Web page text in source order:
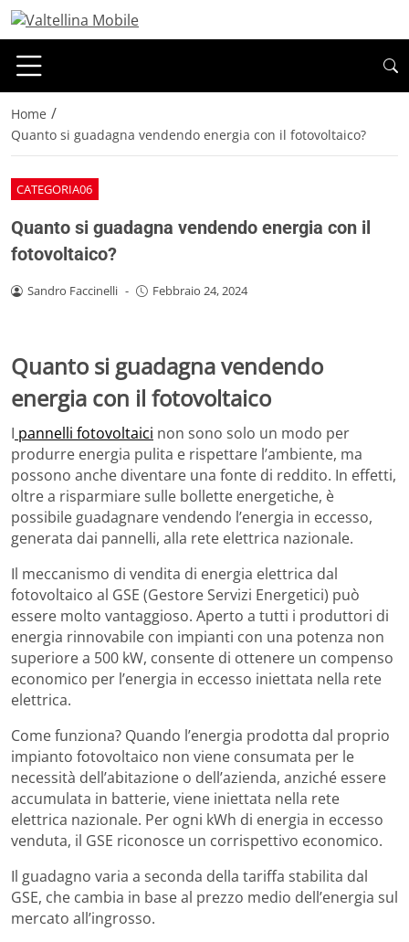
Home /
Quanto si guadagna vendendo energia con il fotovoltaico?
CATEGORIA06
Quanto si guadagna vendendo energia con il
fotovoltaico?
Sandro Faccinelli - Febbraio 24, 2024
Quanto si guadagna vendendo
energia con il fotovoltaico
I pannelli fotovoltaici non sono solo un modo per
produrre energia pulita e rispettare l’ambiente, ma
possono anche diventare una fonte di reddito. In effetti,
oltre a risparmiare sulle bollette energetiche, è
possibile guadagnare vendendo l’energia in eccesso,
generata dai pannelli, alla rete elettrica nazionale.
Il meccanismo di vendita di energia elettrica dal
fotovoltaico al GSE (Gestore Servizi Energetici) può
essere molto vantaggioso. Aperto a tutti i produttori di
energia rinnovabile con impianti con una potenza non
superiore a 500 kW, consente di ottenere un compenso
economico per l’energia in eccesso iniettata nella rete
elettrica.
Come funziona? Quando l’energia prodotta dal proprio
impianto fotovoltaico non viene consumata per le
necessità dell’abitazione o dell’azienda, anziché essere
accumulata in batterie, viene iniettata nella rete
elettrica nazionale. Per ogni kWh di energia in eccesso
venduta, il GSE riconosce un corrispettivo economico.
Il guadagno varia a seconda della tariffa stabilita dal
GSE, che cambia in base al prezzo medio dell’energia sul
mercato all’ingrosso.